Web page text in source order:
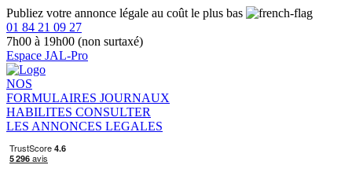
Publiez votre annonce légale au coût le plus bas
01 84 21 09 27
7h00 à 19h00 (non surtaxé)
Espace JAL-Pro
NOS
FORMULAIRES JOURNAUX
HABILITES CONSULTER
LES ANNONCES LEGALES